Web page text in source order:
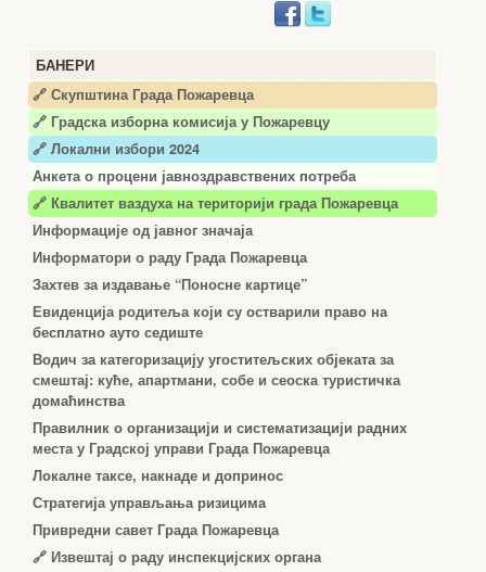
БАНЕРИ
🔗 Скупштина Града Пожаревца
🔗 Градска изборна комисија у Пожаревцу
🔗 Локални избори 2024
Анкета о процени јавноздравствених потреба
🔗 Квалитет ваздуха на територији града Пожаревца
Информације од јавног значаја
Информатори о раду Града Пожаревца
Захтев за издавање “Поносне картице”
Евиденција родитеља који су остварили право на
бесплатно ауто седиште
Водич за категоризацију угоститељских објеката за
смештај: куће, апартмани, собе и сеоска туристичка
домаћинства
Правилник о организацији и систематизацији радних
места у Градској управи Града Пожаревца
Локалне таксе, накнаде и допринос
Стратегија управљања ризицима
Привредни савет Града Пожаревца
🔗 Извештај о раду инспекцијских органа